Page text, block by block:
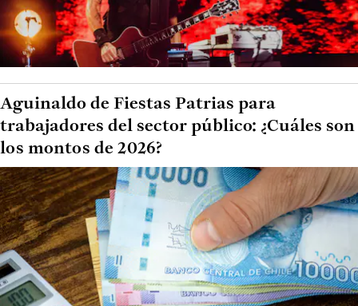
Aguinaldo de Fiestas Patrias para
trabajadores del sector público: ¿Cuáles son
los montos de 2026?